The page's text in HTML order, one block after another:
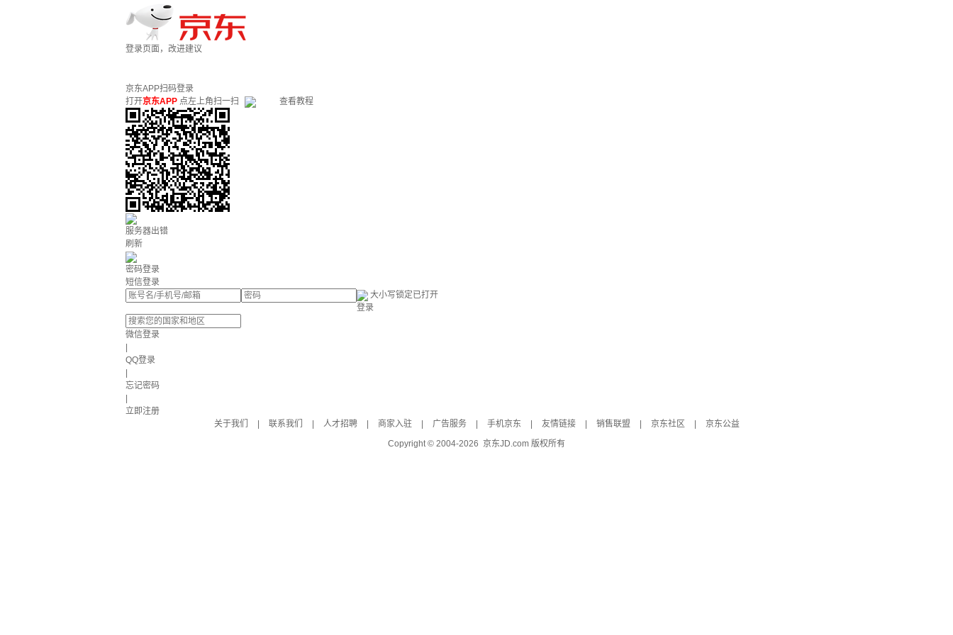
登录页面，改进建议
京东APP扫码登录
打开京东APP 点左上角扫一扫 查看教程
服务器出错
刷新
密码登录
短信登录
大小写锁定已打开
登录
微信登录
QQ登录
忘记密码
立即注册
关于我们
联系我们 人才招聘 商家入驻 广告服务 手机京东 友情链接 销售联盟 京东社区
京东公益
Copyright © 2004-2026 京东JD.com 版权所有